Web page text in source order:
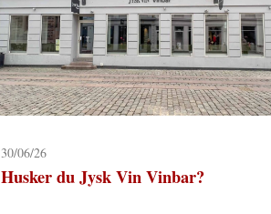
30/06/26
Husker du Jysk Vin Vinbar?